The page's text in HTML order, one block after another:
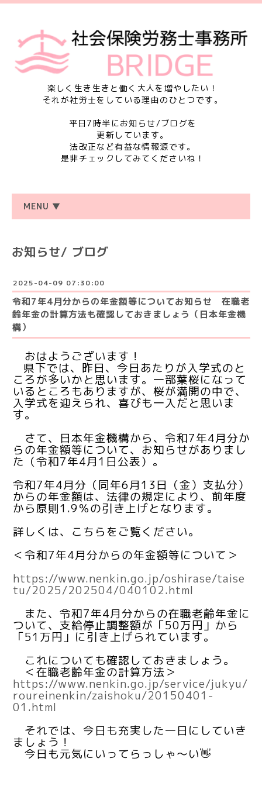
楽しく生き生きと働く大人を増やしたい！
それが社労士をしている理由のひとつです。
平日7時半にお知らせ/ブログを
更新しています。
法改正など有益な情報源です。
是非チェックしてみてくださいね！
MENU ▼
お知らせ/ ブログ
2025-04-09 07:30:00
令和7年4月分からの年金額等についてお知らせ 在職老
齢年金の計算方法も確認しておきましょう（日本年金機
構）
おはようございます！
県下では、昨日、今日あたりが入学式のと
ころが多いかと思います。一部葉桜になって
いるところもありますが、桜が満開の中で、
入学式を迎えられ、喜びも一入だと思いま
す。
さて、 日本年金機構から、令和7年4月分か
らの年金額等について、お知らせがありまし
た（令和7年4月1日公表）。
令和7年4月分（同年6月13日（金）支払分）
からの年金額は、法律の規定により、前年度
から原則1.9％の引き上げとなります。
詳しくは、こちらをご覧ください。
＜令和7年4月分からの年金額等について＞
https://www.nenkin.go.jp/oshirase/taise
tu/2025/202504/040102.html
また、令和7年4月分からの在職老齢年金に
ついて、支給停止調整額が「50万円」から
「51万円」に引き上げられています。
これについても確認しておきましょう。
＜在職老齢年金の計算方法＞
https://www.nenkin.go.jp/service/jukyu/
roureinenkin/zaishoku/20150401-
01.html
それでは、今日も充実した一日にしていき
ましょう！
今日も元気にいってらっしゃ～い👋